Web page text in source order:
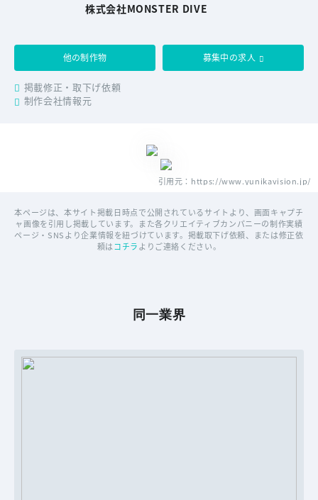
株式会社MONSTER DIVE
他の制作物 募集中の求人
掲載修正・取下げ依頼
制作会社情報元
引用元：https://www.yunikavision.jp/
本ページは、本サイト掲載日時点で公開されているサイトより、画面キャプチ
ャ画像を引用し掲載しています。また各クリエイティブカンパニーの制作実績
ページ・SNSより企業情報を紐づけています。掲載取下げ依頼、または修正依
頼はコチラよりご連絡ください。
同一業界